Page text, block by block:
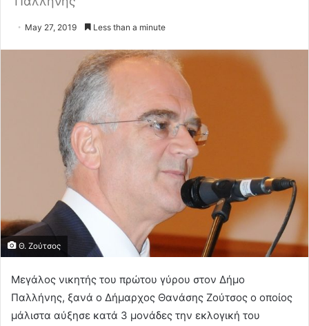
May 27, 2019 Less than a minute
Θ. Ζούτσος
Μεγάλος νικητής του πρώτου γύρου στον Δήμο
Παλλήνης, ξανά ο Δήμαρχος Θανάσης Ζούτσος ο οποίος
μάλιστα αύξησε κατά 3 μονάδες την εκλογική του